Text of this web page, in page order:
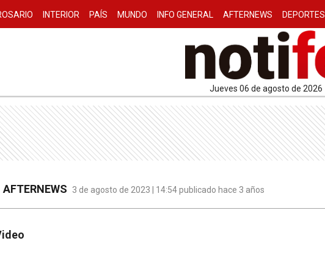
INTERIOR PAÍS MUNDO INFO GENERAL AFTERNEWS DEPORTES
jueves 06 de agosto de 2026
AFTERNEWS 3 de agosto de 2023 | 14:54 publicado hace 3 años